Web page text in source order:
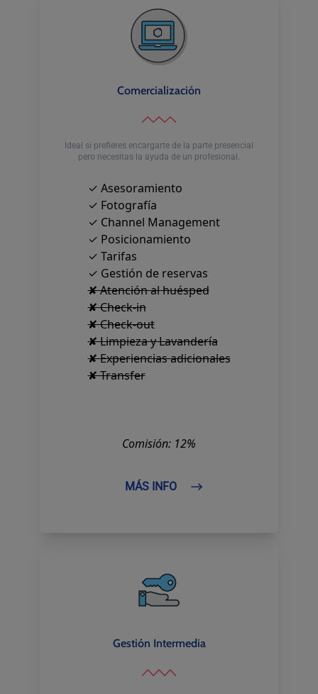
Comercialización
Ideal si prefieres encargarte de la parte presencial
pero necesitas la ayuda de un profesional.
✓ Asesoramiento
✓ Fotografía
✓ Channel Management
✓ Posicionamiento
✓ Tarifas
✓ Gestión de reservas
✘ Atención al huésped
✘ Check-in
✘ Check-out
✘ Limpieza y Lavandería
✘ Experiencias adicionales
✘ Transfer
Comisión: 12%
MÁS INFO
Gestión Intermedia